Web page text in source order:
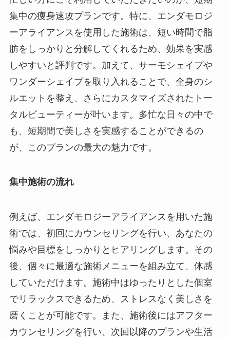
集中の痩身速攻プランです。特に、エンダモロジ
ーアライアンスを使用した施術は、短い時間で脂
肪をしっかりと分解してくれるため、効果を実感
しやすいと評判です。加えて、サーモシェイプや
ワンダーシェイプを取り入れることで、全身のシ
ルエットを整え、さらにカスタマイズされたトー
タルビューティーが叶います。多忙な日々の中で
も、短期間で美しさを実感することができるの
が、このプランの最大の魅力です。
集中施術の流れ
例えば、エンダモロジーアライアンスを用いた施
術では、初回にカウンセリングを行い、あなたの
悩みや目標をしっかりとヒアリングします。その
後、個々に最適な施術メニューを組み立て、体感
していただけます。施術中はゆったりとした個室
でリラックスできるため、ストレスなく美しさを
磨くことが可能です。また、施術後にはアフター
カウンセリングを行い、次回以降のプランや生活